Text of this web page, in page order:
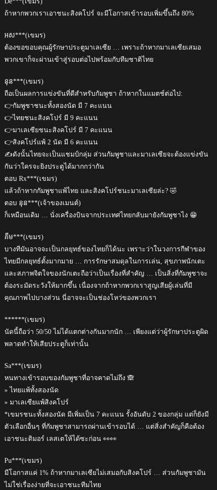
ถ้าหากพวกเราเอาชนะสิงคโปร์ จะมีโอกาสเข้ารอบเพิ่มขึ้นถึง 80%
អស***(เขมร)
ต้องขอขอบคุณผู้รักษาประตูมาเลเซีย … เพราะถ้าหากมาเลเซียเสมอ
พวกเขาก็จะผ่านเข้าสู่รอบต่อไปพร้อมกับทีมชาติไทย
នុន***(เขมร)
ถือเป็นผลการแข่งขันที่ดีสำหรับกัมพูชา ถ้าหากในแมตช์ต่อไป:
👉กัมพูชาชนะทั้งสองนัด มี 7 คะแนน
👉ไทยชนะสิงคโปร์ มี 9 คะแนน
👉มาเลเซียชนะสิงคโปร์ มี 7 คะแนน
👉สิงคโปร์แพ้ 2 นัด มี 6 คะแนน
✍️ดังนั้นไทยจะเป็นแชมป์กลุ่ม ส่วนกัมพูชาและมาเลเซียจะต้องแข่งขัน
กันว่าใครจะยิงประตูได้มากกว่ากัน
ตอบ Rx***(เขมร)
แล้วถ้าหากกัมพูชาแพ้ไทย และสิงคโปร์ชนะมาเลเซียล่ะ? 🤣
ตอบ នុន***(เจ้าของเมนต์)
ก็เหมือนเดิม … นั่งเครื่องบินจากประเทศไทยกลับมายังกัมพูชาไง 😁
គីម***(เขมร)
บางทีมันอาจจะเป็นกลยุทธ์ของไทยก็ได้นะ เพราะว่าในวงการกีฬาของ
ไทยมีกลยุทธ์ตั้งมากมาย … การรักษาสมดุลในการเล่น, สุขภาพนักเตะ
และสภาพจิตใจของนักเตะถือว่าเป็นเรื่องที่สำคัญ … เป็นสิ่งที่กัมพูชาจะ
ต้องระมัดระวังให้มากขึ้น เนื่องจากถ้าหากพวกเราสูญเสียผู้เล่นที่มี
คุณภาพไปบางส่วน นี่อาจจะเป็นช่องโหว่ของพวกเรา
******(เขมร)
นัดนี้ถือว่า 50/50 ไม่ได้แตกต่างกันมากนัก … เพียงแต่ว่าผู้รักษาประตูผิด
พลาดทำให้เสียประตูก็เท่านั้น
Sa***(เขมร)
หนทางเข้ารอบของกัมพูชาที่อาจคาดไม่ถึง 🙈
» ไทยแพ้ทั้งสองนัด
» มาเลเซียแพ้สิงคโปร์
*เขมรชนะทั้งสองนัด มีเพิ่มเป็น 7 คะแนน รั้งอันดับ 2 ของกลุ่ม แต่ก็ยังมี
ตัวเลือกอื่นๆ ที่กัมพูชาสามารถผ่านเข้ารอบได้ … แต่สิ่งสำคัญก็คือต้อง
เอาชนะติมอร์ เลสเตให้ได้ซะก่อน 👀👀
Pu***(เขมร)
มีโอกาสแค่ 1% ถ้าหากมาเลเซียไม่เสมอกับสิงคโปร์ … ส่วนกัมพูชามัน
ไม่ใช่เรื่องง่ายที่จะเอาชนะทีมไทย